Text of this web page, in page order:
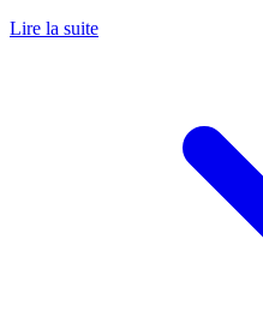
Lire la suite